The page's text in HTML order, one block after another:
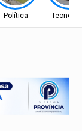
Política